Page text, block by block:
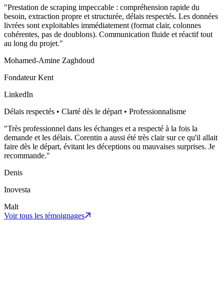
"Prestation de scraping impeccable : compréhension rapide du
besoin, extraction propre et structurée, délais respectés. Les données
livrées sont exploitables immédiatement (format clair, colonnes
cohérentes, pas de doublons). Communication fluide et réactif tout
au long du projet."
Mohamed-Amine Zaghdoud
Fondateur Kent
LinkedIn
Délais respectés • Clarté dès le départ • Professionnalisme
"Très professionnel dans les échanges et a respecté à la fois la
demande et les délais. Corentin a aussi été très clair sur ce qu'il allait
faire dès le départ, évitant les déceptions ou mauvaises surprises. Je
recommande."
Denis
Inovesta
Malt
Voir tous les témoignages